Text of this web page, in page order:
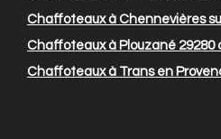
Chaffoteaux à Chennevières
Chaffoteaux à Plouzané 29280
Chaffoteaux à Trans en